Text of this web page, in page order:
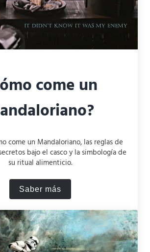
come un
come un Mandaloriano, las reglas de
bajo el casco y la simbología de
su ritual alimenticio.
Saber más¿Cómo come un